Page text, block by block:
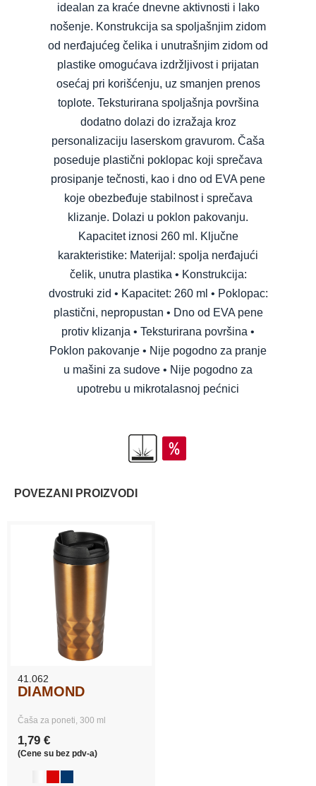
idealan za kraće dnevne aktivnosti i lako
nošenje. Konstrukcija sa spoljašnjim zidom
od nerđajućeg čelika i unutrašnjim zidom od
plastike omogućava izdržljivost i prijatan
osećaj pri korišćenju, uz smanjen prenos
toplote. Teksturirana spoljašnja površina
dodatno dolazi do izražaja kroz
personalizaciju laserskom gravurom. Čaša
poseduje plastični poklopac koji sprečava
prosipanje tečnosti, kao i dno od EVA pene
koje obezbeđuje stabilnost i sprečava
klizanje. Dolazi u poklon pakovanju.
Kapacitet iznosi 260 ml. Ključne
karakteristike: Materijal: spolja nerđajući
čelik, unutra plastika • Konstrukcija:
dvostruki zid • Kapacitet: 260 ml • Poklopac:
plastični, nepropustan • Dno od EVA pene
protiv klizanja • Teksturirana površina •
Poklon pakovanje • Nije pogodno za pranje
u mašini za sudove • Nije pogodno za
upotrebu u mikrotalasnoj pećnici
POVEZANI PROIZVODI
41.062
DIAMOND
Čaša za poneti, 300 ml
1,79 €
(Cene su bez pdv-a)